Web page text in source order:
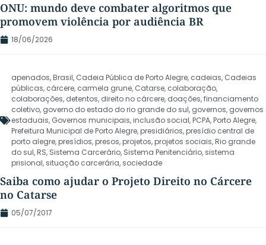
ONU: mundo deve combater algoritmos que
promovem violência por audiência BR
18/06/2026
apenados,Brasil, Cadeia Pública de Porto Alegre, cadeias, Cadeias
públicas, cárcere, carmela grune, Catarse, colaboração,
colaborações, detentos, direito no cárcere, doações,financiamento
coletivo, governo do estado do rio grande do sul, governos, governos
estaduais, Governos municipais,inclusão social,PCPA,Porto Alegre,
Prefeitura Municipal de Porto Alegre,presidiários,presídio central de
porto alegre,presídios,presos,projetos,projetos sociais,Rio grande
do sul,RS, Sistema Carcerário, Sistema Penitenciário, sistema
prisional, situação carcerária, sociedade
Saiba como ajudar o Projeto Direito no Cárcere
no Catarse
05/07/2017